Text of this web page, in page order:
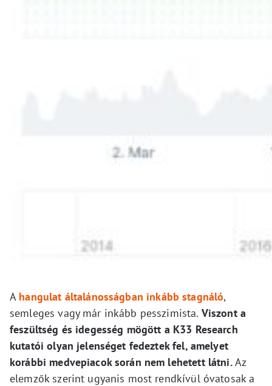
A hangulat általánosságban inkább stagnáló,
semleges vagy már inkább pesszimista. Viszont a
feszültség és idegesség mögött a K33 Research
kutatói olyan jelenséget fedeztek fel, amelyet
korábbi medvepiacok során nem lehetett látni.Az
elemzők szerint ugyanis most rendkívül óvatosak a